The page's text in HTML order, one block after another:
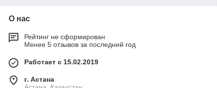
О нас
Рейтинг не сформирован
Менее 5 отзывов за последний год
Работает с 15.02.2019
г. Астана